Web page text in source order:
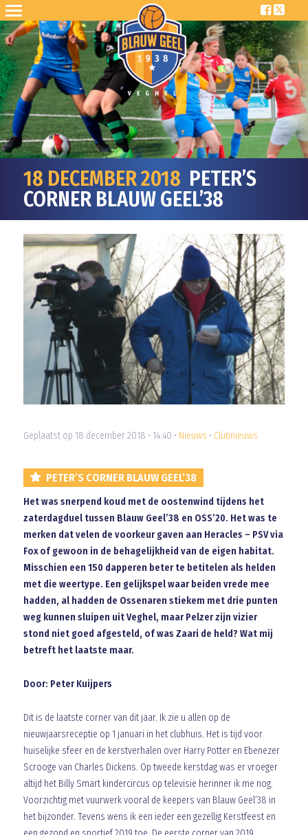
18 DECEMBER 2018 PETER’S
CORNER BLAUW GEEL’38
Geplaatst op 18 december 2018 • 14:40 • Nieuws • Clubnieuws
PETER’S CORNER BLAUW GEEL’38
Het was snerpend koud met de oostenwind tijdens het
zaterdagduel tussen Blauw Geel’38 en OSS’20. Het was te
merken dat velen de voorkeur gaven aan Heracles – PSV via
Fox of gewoon in de behagelijkheid van de eigen habitat.
Misschien een 150 dapperen beter te betitelen als helden
met die weertype. Een gelijkspel waar beiden vrede mee
hadden, al hadden de Ossenaren stiekem met drie punten
weg kunnen sluipen uit Veghel, maar Pelzer zijn vizier
stond niet goed afgesteld, of was Zaari de held? Wat mij
betreft het laatste maar.
Door: Peter Kuijpers
Dit is de laatste corner van dit jaar. Ik zie u allen op de
nieuwjaarsreceptie op 1 januari in het clubhuis. Het is tijd voor
huiselijke sfeer en de kerstverhalen over Harry Potter en Ebenezer
Scrooge van Charles Dickens. Op tweede kerstdag was er vroeger
altijd het Billy Smart kindercircus op televisie herinner ik me nog.
Voorzichtig met vuurwerk vooral de keepers van Blauw Geel’38 in
het bijzonder. Tevens wens ik een ieder een gezellig Kerstfeest en